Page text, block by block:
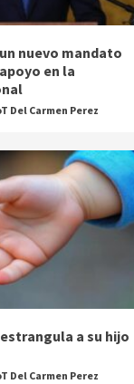
nuevo mandato
en la
Del Carmen Perez
a su hijo
Del Carmen Perez